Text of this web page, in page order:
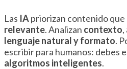
Las IApriorizan contenido que
relevante. Analizan contexto,
lenguaje natural y formato.
escribir para humanos: debes
algoritmos inteligentes.